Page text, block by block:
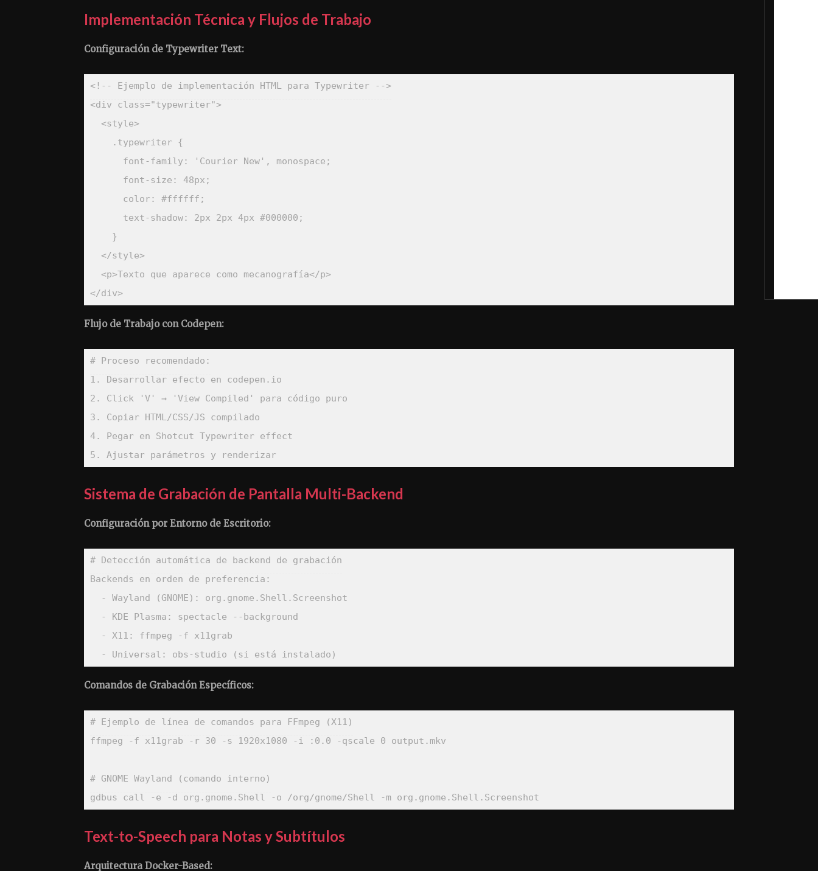
Implementación Técnica y Flujos de Trabajo
Configuración de Typewriter Text:
<!-- Ejemplo de implementación HTML para Typewriter -->
<div class="typewriter">
<style>
.typewriter {
font-family : 'Courier New' , monospace ;
font-size : 48px ;
color: #ffffff ;
text-shadow: 2px 2px 4px #000000 ;
}
</style>
<p>Texto que aparece como mecanografía</p>
</div>
Flujo de Trabajo con Codepen:
# Proceso recomendado:
1
2 . Click 'V' → 'View Compiled'
3
4
5 . Ajustar parámetros y renderizar
Sistema de Grabación de Pantalla Multi-Backend
Configuración por Entorno de Escritorio:
# Detección automática de backend de grabación
Backends en orden de preferencia :
-
Wayland (GNOME) :
org.gnome.Shell.Screenshot
-
KDE Plasma : spectacle - -background
-
X11 : ffmpeg -f x11grab
-
Universal : obs-studio (si está instalado)
Comandos de Grabación Específicos:
# Ejemplo de línea de comandos para FFmpeg (X11)
ffmpeg
-f x11grab -r 30 -s 1920x1080 -i :0.0 -qscale 0 output.mkv
# GNOME Wayland (comando interno)
gdbus call
-e -d org.gnome.Shell -o /org/gnome/Shell -m org.gnome.Shell.Screenshot
Text-to-Speech para Notas y Subtítulos
Arquitectura Docker-Based: